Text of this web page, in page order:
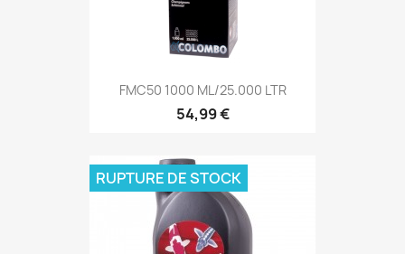
FMC50 1000 ML/25.000 LTR
54,99 €
RUPTURE DE STOCK